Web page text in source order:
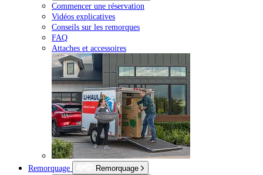
Commencer une réservation
Vidéos explicatives
Conseils sur les remorques
FAQ
Attaches et accessoires
Remorquage
Remorquage